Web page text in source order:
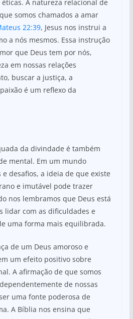
A natureza relacional de
somos chamados a amar
22:39, Jesus nos instrui a
a nós mesmos. Essa instrução
que Deus tem por nós,
em nossas relações
buscar a justiça, a
é um reflexo da
da divindade é também
mental. Em um mundo
desafios, a ideia de que existe
e imutável pode trazer
nos lembramos que Deus está
lidar com as dificuldades e
uma forma mais equilibrada.
de um Deus amoroso e
um efeito positivo sobre
A afirmação de que somos
de nossas
uma fonte poderosa de
A Bíblia nos ensina que